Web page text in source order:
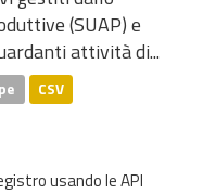
(SUAP) e
attività di...
CSV
usando leAPI